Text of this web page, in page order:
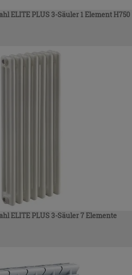
ELITE PLUS 3-Säuler 1 Element H750
ELITE PLUS 3-Säuler 7 Elemente